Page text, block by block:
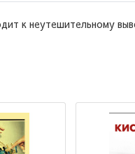
к неутешительному